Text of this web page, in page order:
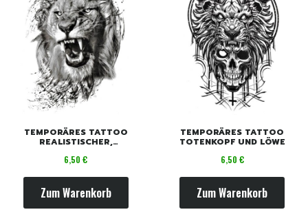
TEMPORÄRES TATTOO
REALISTISCHER,
Preis
6,50 €
Zum Warenkorb
TEMPORÄRES TATTOO
TOTENKOPF UND LÖWE
Preis
6,50 €
Zum Warenkorb